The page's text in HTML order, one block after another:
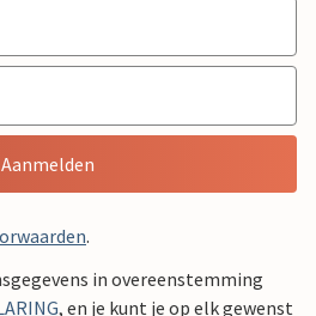
Aanmelden
.
in overeenstemming
, en je kunt je op elk gewenst